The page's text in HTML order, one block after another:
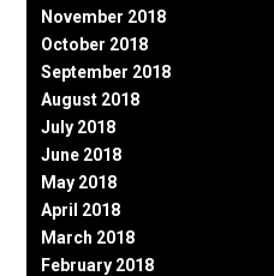
November 2018
October 2018
September 2018
August 2018
July 2018
June 2018
May 2018
April 2018
March 2018
February 2018